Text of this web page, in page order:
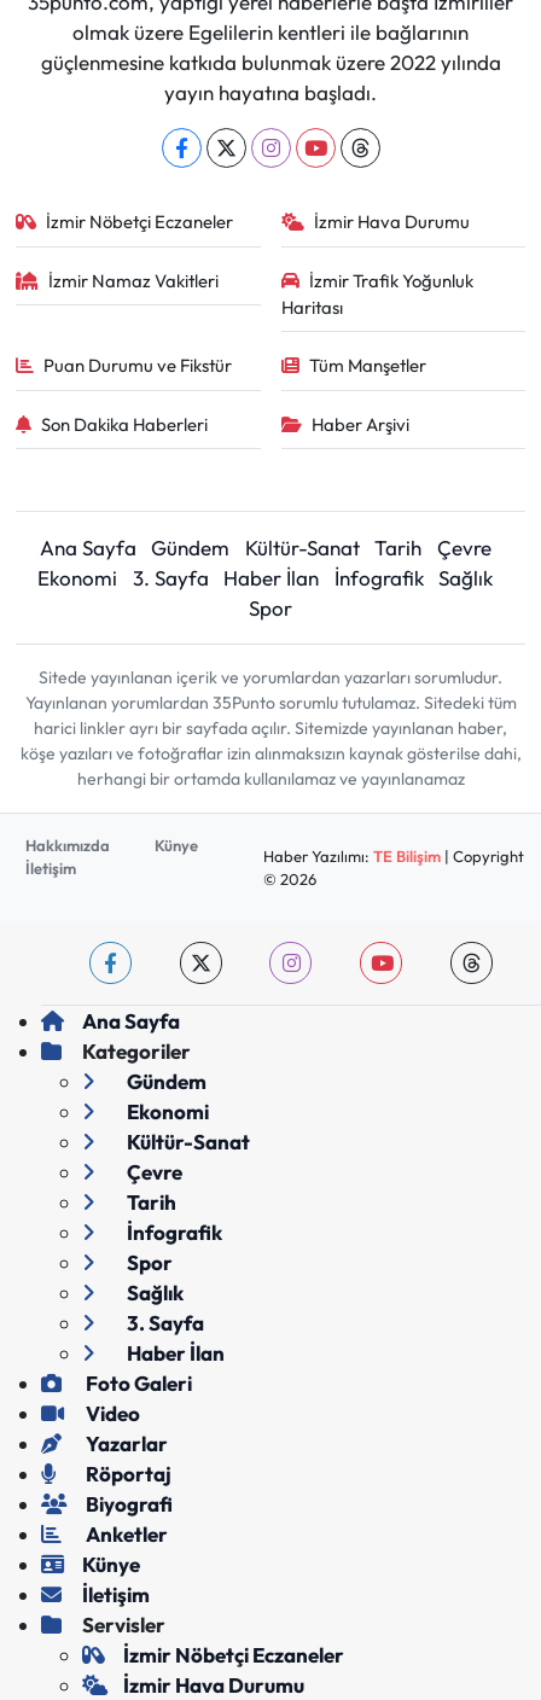
olmak üzere Egelilerin kentleri ile bağlarının
güçlenmesine katkıda bulunmak üzere 2022 yılında
yayın hayatına başladı.
İzmir Nöbetçi Eczaneler İzmir Hava Durumu
İzmir Namaz Vakitleri
İzmir Trafik Yoğunluk
Haritası
Puan Durumu ve Fikstür Tüm Manşetler
Son Dakika Haberleri Haber Arşivi
Ana Sayfa Gündem Kültür-Sanat Tarih
Çevre
Ekonomi
3. Sayfa Haber İlan İnfografik Sağlık
Spor
Sitede yayınlanan içerik ve yorumlardan yazarları sorumludur.
Yayınlanan yorumlardan 35Punto sorumlu tutulamaz. Sitedeki tüm
harici linkler ayrı bir sayfada açılır. Sitemizde yayınlanan haber,
köşe yazıları ve fotoğraflar izin alınmaksızın kaynak gösterilse dahi,
herhangi bir ortamda kullanılamaz ve yayınlanamaz
Hakkımızda
Künye
İletişim
Haber Yazılımı: TE Bilişim| Copyright
© 2026
Ana Sayfa
Kategoriler
Gündem
Ekonomi
Kültür-Sanat
Çevre
Tarih
İnfografik
Spor
Sağlık
3. Sayfa
Haber İlan
Foto Galeri
Video
Yazarlar
Röportaj
Biyografi
Anketler
Künye
İletişim
Servisler
İzmir Nöbetçi Eczaneler
İzmir Hava Durumu